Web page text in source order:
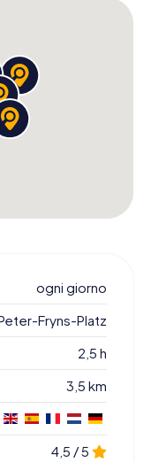
ogni giorno
Fryns-Platz
2,5 h
3,5 km
4,5 / 5